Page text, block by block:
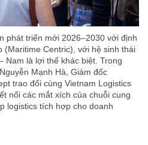
phát triển mới 2026–2030 với định
(Maritime Centric), với hệ sinh thái
Nam là lợi thế khác biệt. Trong
Mạnh Hà, Giám đốc
trao đổi cùng Vietnam Logistics
nối các mắt xích của chuỗi cung
logistics tích hợp cho doanh